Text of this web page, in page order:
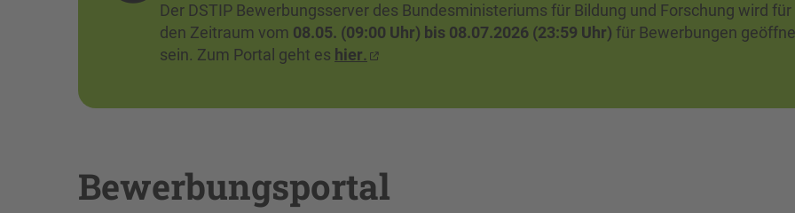
Der DSTIP Bewerbungsserver des Bundesministeriums für Bildung und Forschung wird für
den Zeitraum vom 08.05. (09:00 Uhr) bis 08.07.2026 (23:59 Uhr) für Bewerbungen
sein. Zum Portal geht es hier.
Bewerbungsportal